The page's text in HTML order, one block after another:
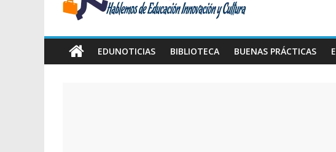
Educación,
EDUNOTICIAS BIBLIOTECA BUENAS PRÁCTICAS